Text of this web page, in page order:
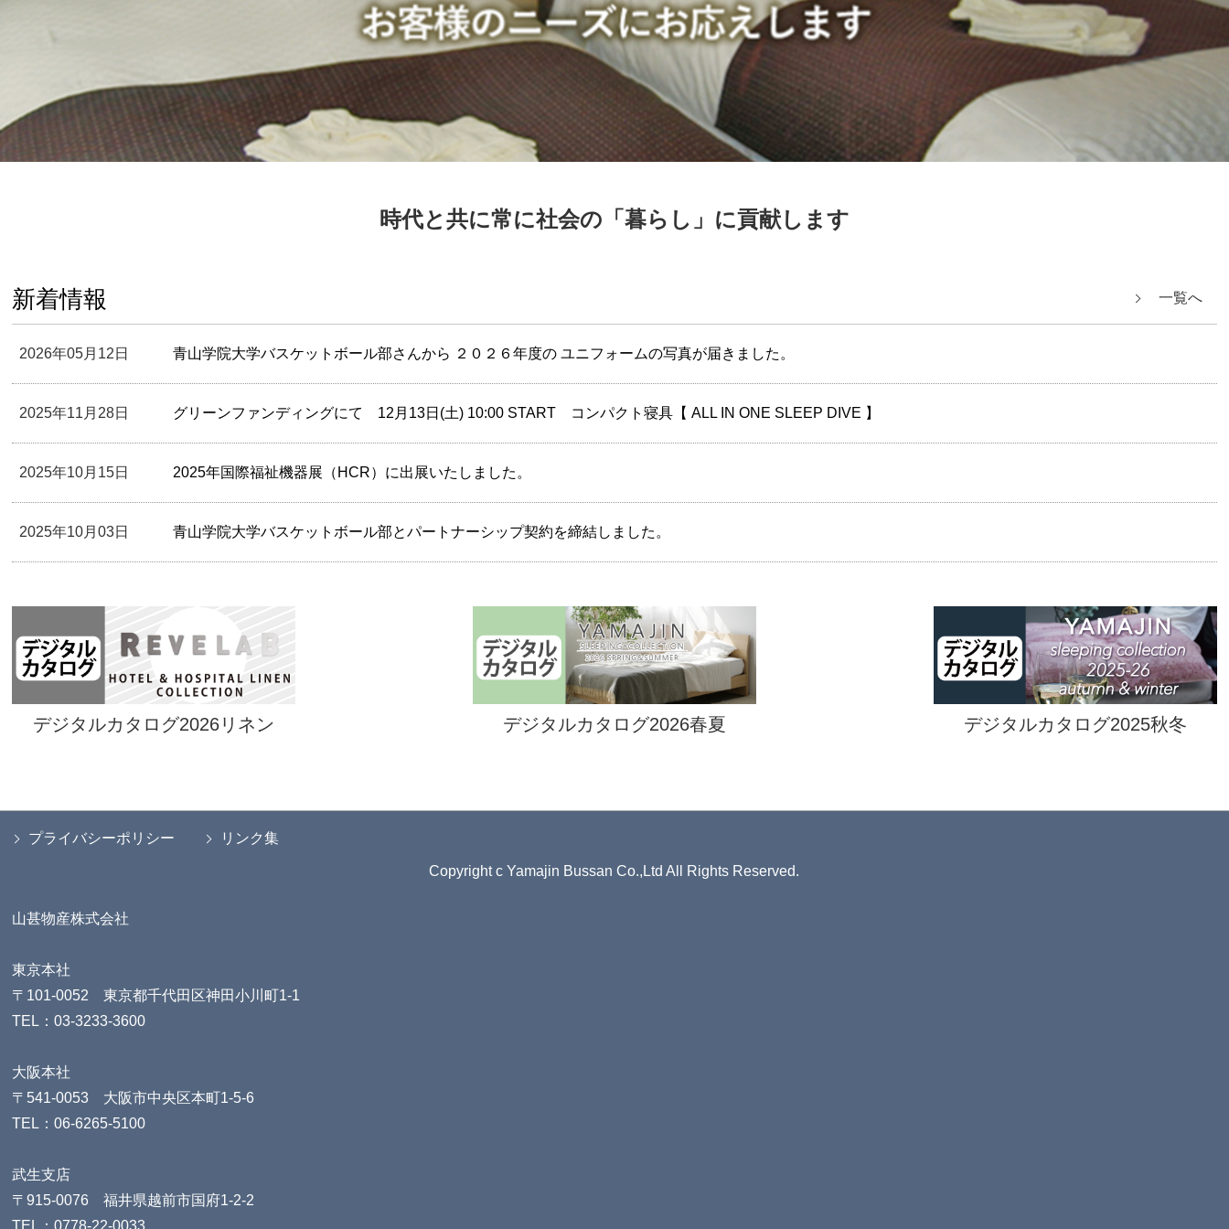
時代と共に常に社会の「暮らし」に貢献します
新着情報 一覧へ
2026年05月12日 青山学院大学バスケットボール部さんから ２０２６年度の ユニフォームの写真が届きました。
2025年11月28日 グリーンファンディングにて 12月13日(土) 10:00 START コンパクト寝具【 ALL IN ONE SLEEP DIVE 】
2025年10月15日 2025年国際福祉機器展（HCR）に出展いたしました。
2025年10月03日 青山学院大学バスケットボール部とパートナーシップ契約を締結しました。
デジタルカタログ2026リネン デジタルカタログ2026春夏 デジタルカタログ2025秋冬
プライバシーポリシー リンク集
Copyright c Yamajin Bussan Co.,Ltd All Rights Reserved.
山甚物産株式会社
東京本社
〒101-0052 東京都千代田区神田小川町1-1
TEL：03-3233-3600
大阪本社
〒541-0053 大阪市中央区本町1-5-6
TEL：06-6265-5100
武生支店
〒915-0076 福井県越前市国府1-2-2
TEL：0778-22-0033